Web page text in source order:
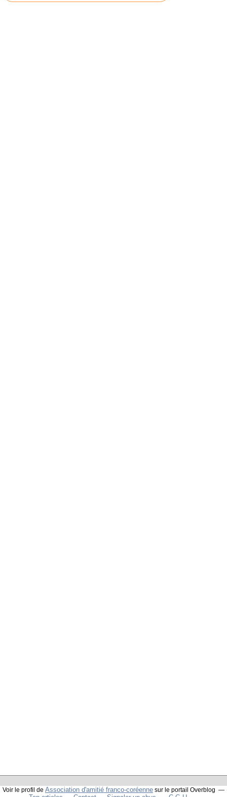
Voir le profil de Association d'amitié franco-coréenne sur le portail Overblog